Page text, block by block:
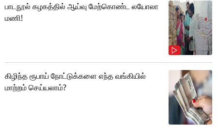
பாடநூல் கழகத்தில் ஆய்வு மேற்கொண்ட லயோலா
மணி!
கிழிந்த ரூபாய் நோட்டுக்களை எந்த வங்கியில்
மாற்றம் செய்யலாம்?